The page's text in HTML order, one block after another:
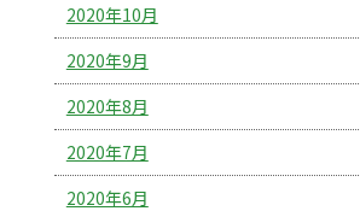
2020年10月
2020年9月
2020年8月
2020年7月
2020年6月